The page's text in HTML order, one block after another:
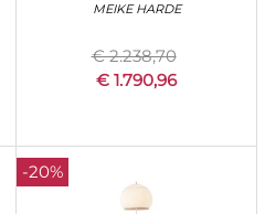
MEIKE HARDE
€ 2.238,70
€ 1.790,96
-20%